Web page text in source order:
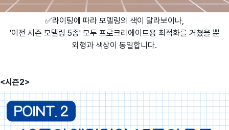
✅라이팅에 따라 모델링의 색이 달라보이나,
'이전 시즌 모델링 5종' 모두 프로크리에이트용 최적화를 거쳤을 뿐
외형과 색상이 동일합니다.
<시즌2>